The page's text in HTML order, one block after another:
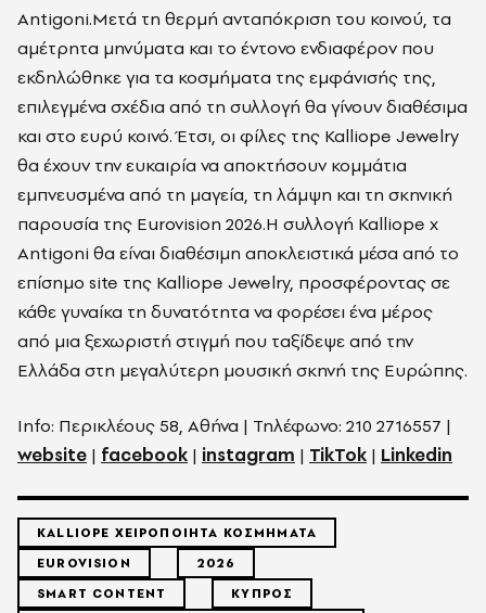
Antigoni.Μετά τη θερμή ανταπόκριση του κοινού, τα
αμέτρητα μηνύματα και το έντονο ενδιαφέρον που
εκδηλώθηκε για τα κοσμήματα της εμφάνισής της,
επιλεγμένα σχέδια από τη συλλογή θα γίνουν διαθέσιμα
και στο ευρύ κοινό. Έτσι, οι φίλες της Kalliope Jewelry
θα έχουν την ευκαιρία να αποκτήσουν κομμάτια
εμπνευσμένα από τη μαγεία, τη λάμψη και τη σκηνική
παρουσία της Eurovision 2026.Η συλλογή Kalliope x
Antigoni θα είναι διαθέσιμη αποκλειστικά μέσα από το
επίσημο site της Kalliope Jewelry, προσφέροντας σε
κάθε γυναίκα τη δυνατότητα να φορέσει ένα μέρος
από μια ξεχωριστή στιγμή που ταξίδεψε από την
Ελλάδα στη μεγαλύτερη μουσική σκηνή της Ευρώπης.
Info: Περικλέους 58, Αθήνα | Τηλέφωνο: 210 2716557 |
website | facebook | instagram | TikTok | Linkedin
KALLIOPE ΧΕΙΡΟΠΟΙΗΤΑ ΚΟΣΜΗΜΑΤΑ
EUROVISION
2026
SMART CONTENT
ΚΥΠΡΟΣ